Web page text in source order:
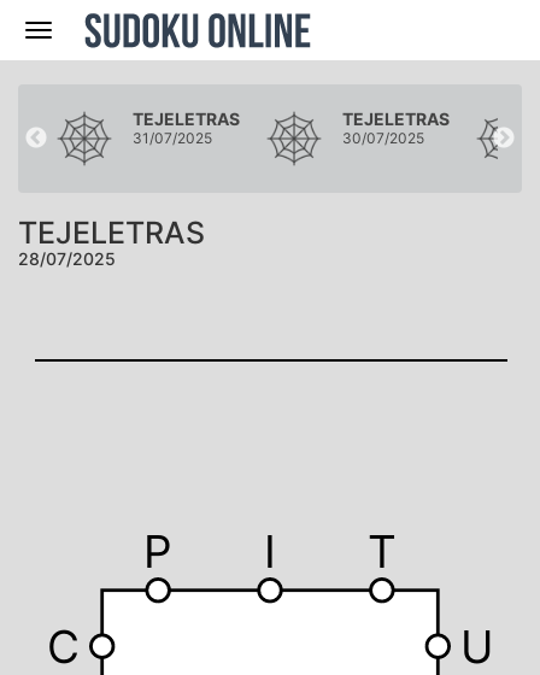
Navegación
TEJELETRAS
31/07/2025
TEJELETRAS
30/07/2025
TEJELETRAS
28/07/2025
C U
P I T